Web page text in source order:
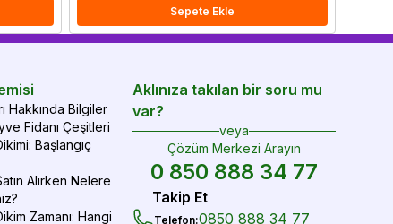
Sepete Ekle
Hakkında Bilgiler
Fidanı Çeşitleri
Başlangıç
Alırken Nelere
Zamanı: Hangi
Aklınıza takılan bir soru mu
var?
veya
Çözüm Merkezi Arayın
0 850 888 34 77
Takip Et
Telefon:0850 888 34 77